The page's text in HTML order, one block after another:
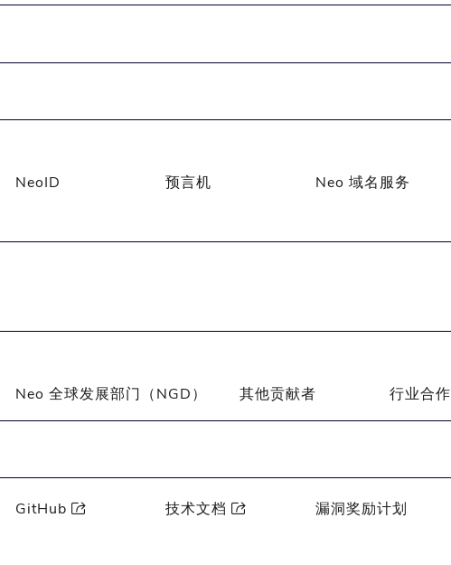
NeoID 预言机
Neo 域名服务
Neo 全球发展部门（NGD） 其他贡献者 行业合作
GitHub  技术文档 
漏洞奖励计划